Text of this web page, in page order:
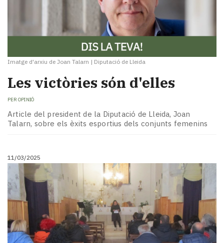
Imatge d'arxiu de Joan Talarn | Diputació de Lleida
Les victòries són d'elles
PER OPINIÓ
Article del president de la Diputació de Lleida, Joan
Talarn, sobre els èxits esportius dels conjunts femenins
11/03/2025